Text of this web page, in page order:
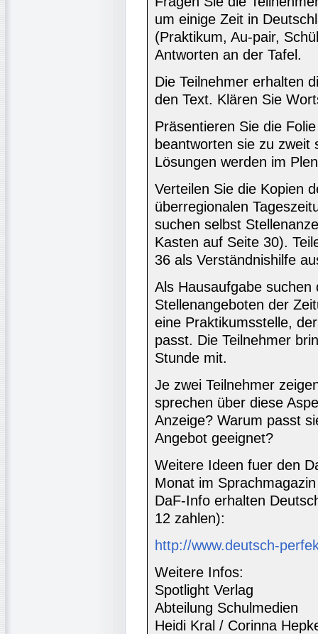
um einige Zeit in
(Praktikum, Au-pair,
Antworten an der Tafel.
Die Teilnehmer erhalten
den Text. Klären Sie
Präsentieren Sie die
beantworten sie zu zweit
Lösungen werden im
Verteilen Sie die Kopien
überregionalen
suchen selbst
Kasten auf Seite 30).
36 als Verständnishilfe
Als Hausaufgabe suchen
Stellenangeboten der
eine Praktikumsstelle,
passt. Die Teilnehmer
Stunde mit.
Je zwei Teilnehmer
sprechen über diese
Anzeige? Warum passt
Angebot geeignet?
Weitere Ideen fuer den
Monat im
DaF-Info erhalten
12 zahlen):
http://www.deutsch-
Weitere Infos:
Spotlight Verlag
Abteilung Schulmedien
Heidi Kral / Corinna